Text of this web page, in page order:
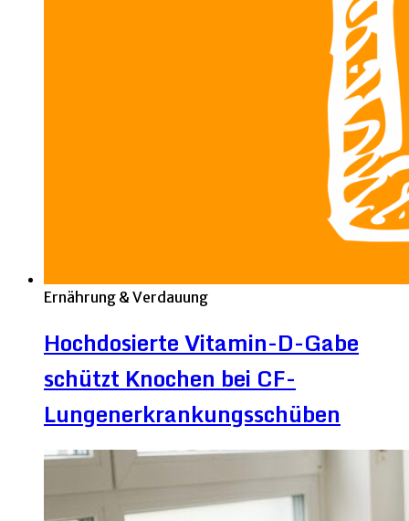
Ernährung & Verdauung
Hochdosierte Vitamin-D-Gabe
schützt Knochen bei CF-
Lungenerkrankungsschüben